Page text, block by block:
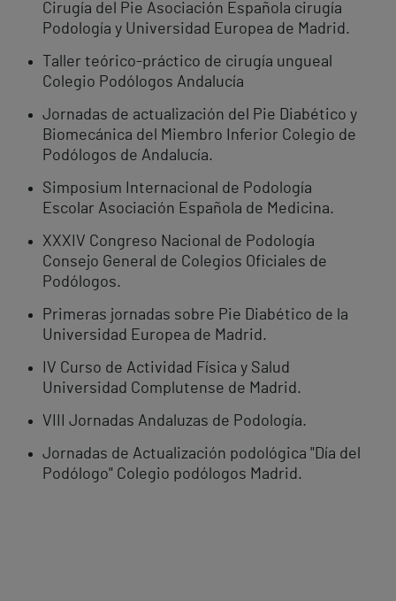
Cirugía del Pie Asociación Española cirugía
Podología y Universidad Europea de Madrid.
Taller teórico-práctico de cirugía ungueal
Colegio Podólogos Andalucía
Jornadas de actualización del Pie Diabético y
Biomecánica del Miembro Inferior Colegio de
Podólogos de Andalucía.
Simposium Internacional de Podología
Escolar Asociación Española de Medicina.
XXXIV Congreso Nacional de Podología
Consejo General de Colegios Oficiales de
Podólogos.
Primeras jornadas sobre Pie Diabético de la
Universidad Europea de Madrid.
IV Curso de Actividad Física y Salud
Universidad Complutense de Madrid.
VIII Jornadas Andaluzas de Podología.
Jornadas de Actualización podológica "Día del
Podólogo" Colegio podólogos Madrid.